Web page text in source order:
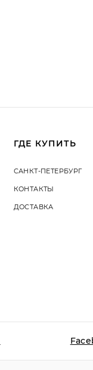
ГДЕ КУПИТЬ
САНКТ-ПЕТЕРБУРГ
КОНТАКТЫ
ДОСТАВКА